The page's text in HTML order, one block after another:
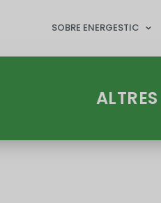
SOBRE ENERGESTIC